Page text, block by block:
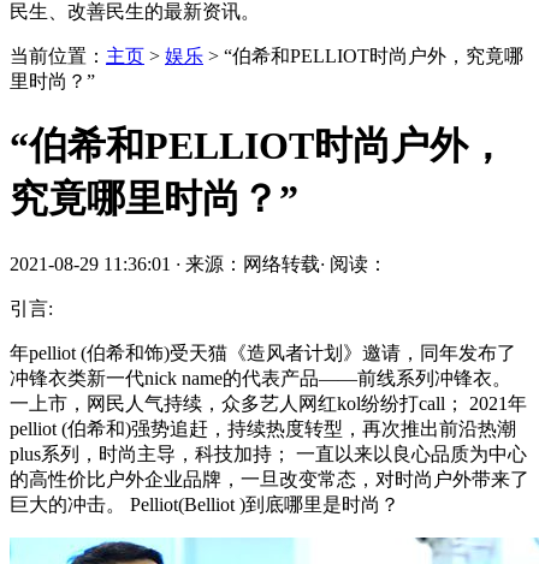
民生、改善民生的最新资讯。
当前位置： 主页 > 娱乐 > “伯希和PELLIOT时尚户外，究竟哪
里时尚？”
“伯希和PELLIOT时尚户外，
究竟哪里时尚？”
2021-08-29 11:36:01 · 来源：网络转载· 阅读：
引言:
年pelliot (伯希和饰)受天猫《造风者计划》邀请，同年发布了
冲锋衣类新一代nick name的代表产品——前线系列冲锋衣。
一上市，网民人气持续，众多艺人网红kol纷纷打call； 2021年
pelliot (伯希和)强势追赶，持续热度转型，再次推出前沿热潮
plus系列，时尚主导，科技加持； 一直以来以良心品质为中心
的高性价比户外企业品牌，一旦改变常态，对时尚户外带来了
巨大的冲击。 Pelliot(Belliot )到底哪里是时尚？